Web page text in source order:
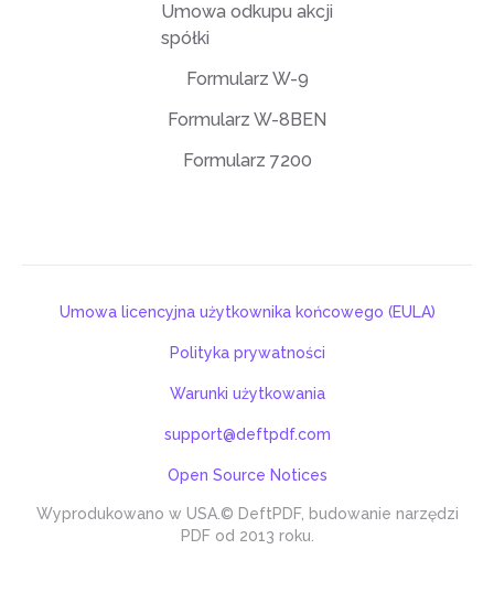
Umowa odkupu akcji
spółki
Formularz W-9
Formularz W-8BEN
Formularz 7200
Wyprodukowano w USA. © DeftPDF, budowanie narzędzi
PDF od 2013 roku.
Umowa licencyjna użytkownika końcowego (EULA)
Polityka prywatności
Warunki użytkowania
support@deftpdf.com
Open Source Notices